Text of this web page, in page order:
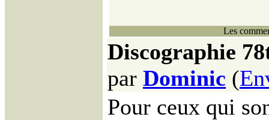
Les
Discographie
par Dominic (
Pour ceux qui